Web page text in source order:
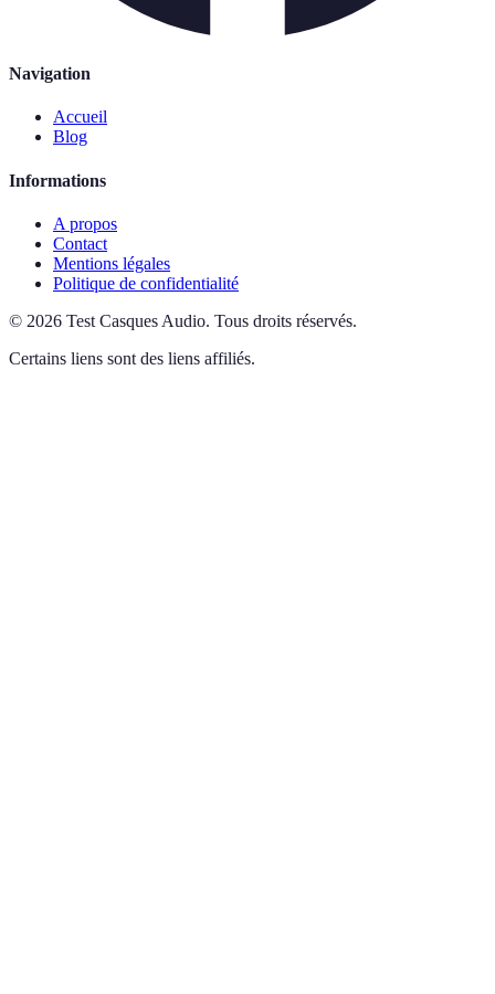
Navigation
Accueil
Blog
Informations
A propos
Contact
Mentions légales
Politique de confidentialité
© 2026 Test Casques Audio. Tous droits réservés.
Certains liens sont des liens affiliés.